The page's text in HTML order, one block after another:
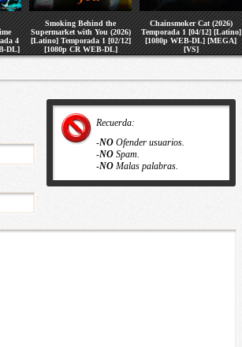
4
DL]
Smoking Behind the
Supermarket with You (2026)
[Latino] Temporada 1 [02/12]
[1080p CR WEB-DL]
[MEGA] [VS]
Chainsmoker Cat (2026)
Temporada 1 [04/12] [Latino]
[1080p WEB-DL] [MEGA]
[VS]
Recuerda:
-NO Ofender usuarios.
-NO Spam.
-NO Malas palabras.